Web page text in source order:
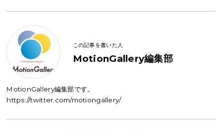
この記事を書いた人
MotionGallery編集部
MotionGallery編集部です。
https://twitter.com/motiongallery/